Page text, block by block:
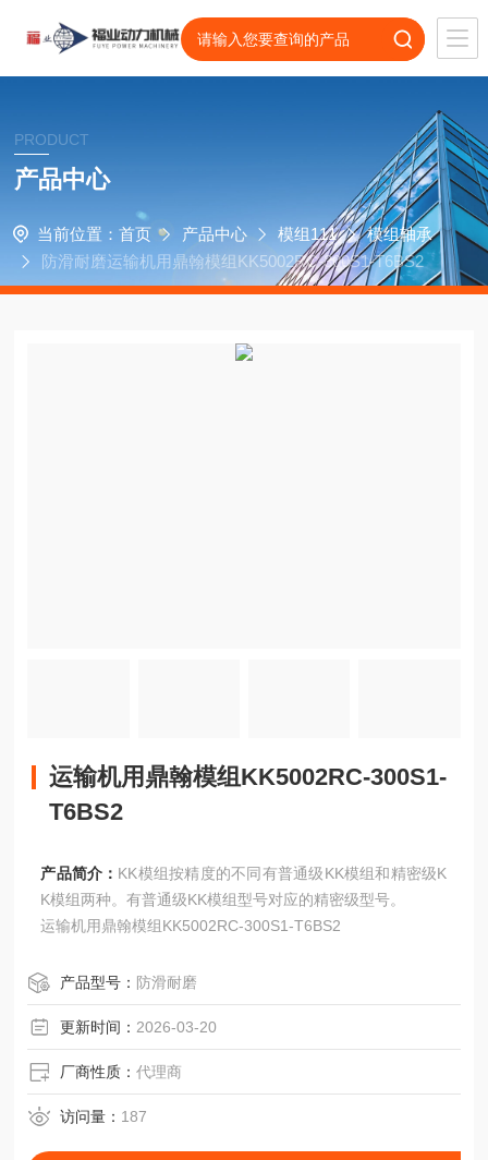
PRODUCT
产品中心
当前位置： 首页 产品中心 模组111
模组轴承
防滑耐磨运输机用鼎翰模组KK5002RC-300S1-T6BS2
运输机用鼎翰模组KK5002RC-300S1-
T6BS2
产品简介： KK模组按精度的不同有普通级KK模组和精密级K
K模组两种。有普通级KK模组型号对应的精密级型号。
运输机用鼎翰模组KK5002RC-300S1-T6BS2
产品型号： 防滑耐磨
更新时间： 2026-03-20
厂商性质：代理商
访问量： 187